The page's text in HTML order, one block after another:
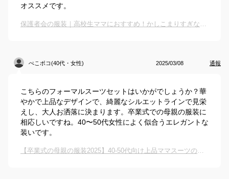
オススメです。
保護者会の服装｜高校生ママにおすすめ！かしこまりすぎないキチンとしたお洋服は？
ぺこポコ(40代・女性) 2025/03/08 通報
こちらのフォーマルスーツセットはいかがでしょうか？華
やかで上品なデザインで、綺麗なシルエットラインで見栄
えし、大人お洒落に決まります。卒業式での母親の服装に
相応しいですね。40〜50代女性によく似合うエレガントな
装いです。
【卒業式の母親の服装2025】40-50代向け上品ママスーツのおすすめは？